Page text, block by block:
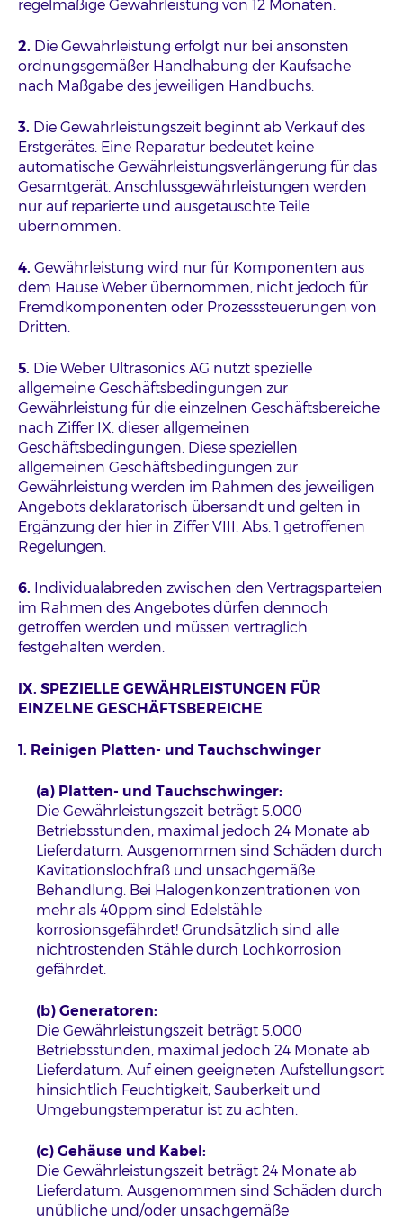
regelmäßige Gewährleistung von 12 Monaten.
2. Die Gewährleistung erfolgt nur bei ansonsten
ordnungsgemäßer Handhabung der Kaufsache
nach Maßgabe des jeweiligen Handbuchs.
3. Die Gewährleistungszeit beginnt ab Verkauf des
Erstgerätes. Eine Reparatur bedeutet keine
automatische Gewährleistungsverlängerung für das
Gesamtgerät. Anschlussgewährleistungen werden
nur auf reparierte und ausgetauschte Teile
übernommen.
4. Gewährleistung wird nur für Komponenten aus
dem Hause Weber übernommen, nicht jedoch für
Fremdkomponenten oder Prozesssteuerungen von
Dritten.
5. Die Weber Ultrasonics AG nutzt spezielle
allgemeine Geschäftsbedingungen zur
Gewährleistung für die einzelnen Geschäftsbereiche
nach Ziffer IX. dieser allgemeinen
Geschäftsbedingungen. Diese speziellen
allgemeinen Geschäftsbedingungen zur
Gewährleistung werden im Rahmen des jeweiligen
Angebots deklaratorisch übersandt und gelten in
Ergänzung der hier in Ziffer VIII. Abs. 1 getroffenen
Regelungen.
6. Individualabreden zwischen den Vertragsparteien
im Rahmen des Angebotes dürfen dennoch
getroffen werden und müssen vertraglich
festgehalten werden.
IX. SPEZIELLE GEWÄHRLEISTUNGEN FÜR
EINZELNE GESCHÄFTSBEREICHE
1. Reinigen Platten- und Tauchschwinger
(a) Platten- und Tauchschwinger:
Die Gewährleistungszeit beträgt 5.000
Betriebsstunden, maximal jedoch 24 Monate ab
Lieferdatum. Ausgenommen sind Schäden durch
Kavitationslochfraß und unsachgemäße
Behandlung. Bei Halogenkonzentrationen von
mehr als 40ppm sind Edelstähle
korrosionsgefährdet! Grundsätzlich sind alle
nichtrostenden Stähle durch Lochkorrosion
gefährdet.
(b) Generatoren:
Die Gewährleistungszeit beträgt 5.000
Betriebsstunden, maximal jedoch 24 Monate ab
Lieferdatum. Auf einen geeigneten Aufstellungsort
hinsichtlich Feuchtigkeit, Sauberkeit und
Umgebungstemperatur ist zu achten.
(c) Gehäuse und Kabel:
Die Gewährleistungszeit beträgt 24 Monate ab
Lieferdatum. Ausgenommen sind Schäden durch
unübliche und/oder unsachgemäße